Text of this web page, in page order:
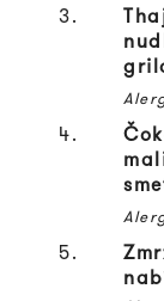
3.
4.
5.